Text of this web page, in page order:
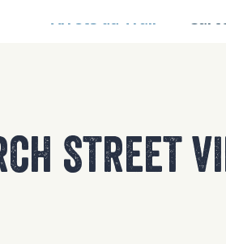
STREET